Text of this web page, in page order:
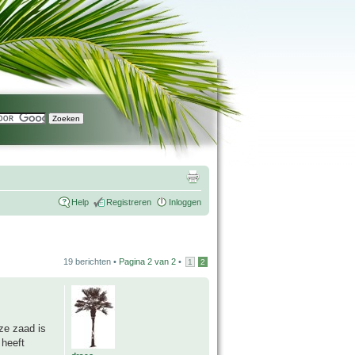
Help Registreren Inloggen
19 berichten • Pagina 2 van 2 • 1 2
zaad is